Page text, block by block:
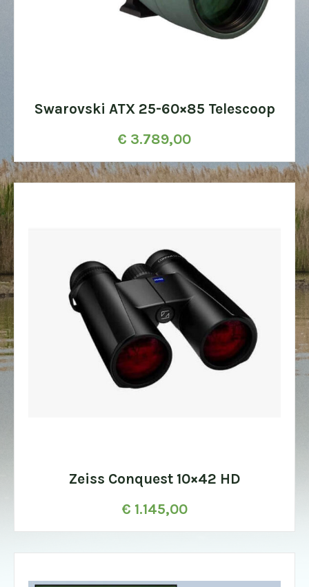
Swarovski ATX 25-60×85 Telescoop
€ 3.789,00
Zeiss Conquest 10×42 HD
€ 1.145,00